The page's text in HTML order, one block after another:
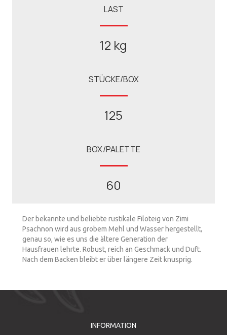
LAST
12 kg
STÜCKE/BOX
125
BOX/PALETTE
60
Der bekannte und beliebte rustikale Filoteig von Zimi
Psachnon wird aus grobem Mehl und Wasser hergestellt,
genau so, wie es uns die ältere Generation der
Hausfrauen lehrte. Robust, reich an Geschmack und Duft.
Nach dem Backen bleibt er über längere Zeit knusprig.
INFORMATION